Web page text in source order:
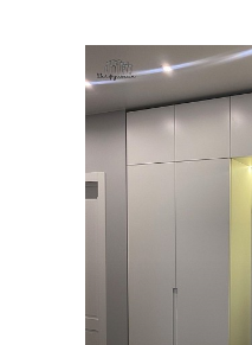
Классика
Неоклассика
Современный